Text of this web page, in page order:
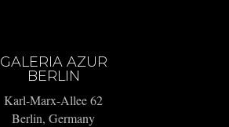
GALERIA AZUR
BERLIN
Karl-Marx-Allee 62
Berlin, Germany